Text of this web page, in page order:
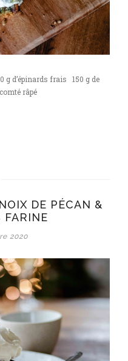
g d’épinards frais 150 g de
râpé
DE PÉCAN &
FARINE
2020